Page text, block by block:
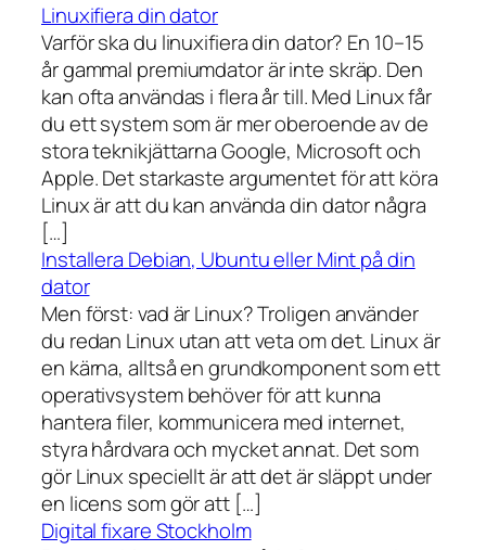
Linuxifiera din dator
Varför ska du linuxifiera din dator? En 10–15
år gammal premiumdator är inte skräp. Den
kan ofta användas i flera år till. Med Linux får
du ett system som är mer oberoende av de
stora teknikjättarna Google, Microsoft och
Apple. Det starkaste argumentet för att köra
Linux är att du kan använda din dator några
[…]
Installera Debian, Ubuntu eller Mint på din
dator
Men först: vad är Linux? Troligen använder
du redan Linux utan att veta om det. Linux är
en kärna, alltså en grundkomponent som ett
operativsystem behöver för att kunna
hantera filer, kommunicera med internet,
styra hårdvara och mycket annat. Det som
gör Linux speciellt är att det är släppt under
en licens som gör att […]
Digital fixare Stockholm